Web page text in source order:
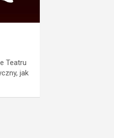
Teatru
jak